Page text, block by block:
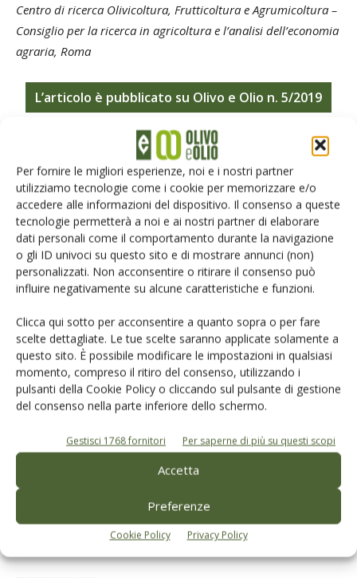
Per fornire le migliori esperienze, noi e i nostri partner
utilizziamo tecnologie come i cookie per memorizzare e/o
accedere alle informazioni del dispositivo. Il consenso a queste
tecnologie permetterà a noi e ai nostri partner di elaborare
dati personali come il comportamento durante la navigazione
o gli ID univoci su questo sito e di mostrare annunci (non)
personalizzati. Non acconsentire o ritirare il consenso può
influire negativamente su alcune caratteristiche e funzioni.
Clicca qui sotto per acconsentire a quanto sopra o per fare
scelte dettagliate. Le tue scelte saranno applicate solamente a
questo sito. È possibile modificare le impostazioni in qualsiasi
momento, compreso il ritiro del consenso, utilizzando i
pulsanti della Cookie Policy o cliccando sul pulsante di gestione
del consenso nella parte inferiore dello schermo.
Gestisci 1768 fornitori Per saperne di più su questi scopi
Accetta
Preferenze
Cookie Policy Privacy Policy
Centro di ricerca Olivicoltura, Frutticoltura e Agrumicoltura –
Consiglio per la ricerca in agricoltura e l’analisi dell’economia
agraria, Roma
L’articolo è pubblicato su Olivo e Olio n. 5/2019
edicola digitale e scopri
le formule di
abbonamento a Olivo e Olio
TAG innovazione oliveto - oliveti
produzione olivicola
Progetto MOLTI
ricerca
Facebook Twitter
Articoli correlati
Roller Crimper, gestione innovativa
dell’inerbimento
Approcci innovativi per la gestione delle
acque reflue dei frantoi oleari